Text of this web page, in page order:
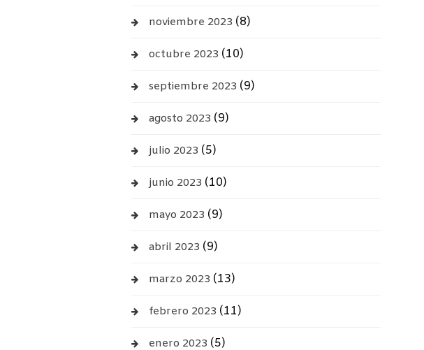
noviembre 2023 (8)
octubre 2023 (10)
septiembre 2023 (9)
agosto 2023 (9)
julio 2023 (5)
junio 2023 (10)
mayo 2023 (9)
abril 2023 (9)
marzo 2023 (13)
febrero 2023 (11)
enero 2023 (5)